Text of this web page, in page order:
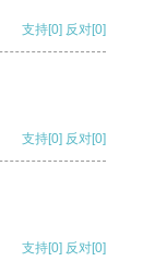
支持[0] 反对[0]
支持[0] 反对[0]
支持[0] 反对[0]